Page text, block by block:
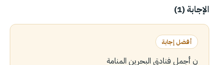
الإجابة (1)
أفضل إجابة
ن أجمل ‎فنادق ‎البحرين المنامة